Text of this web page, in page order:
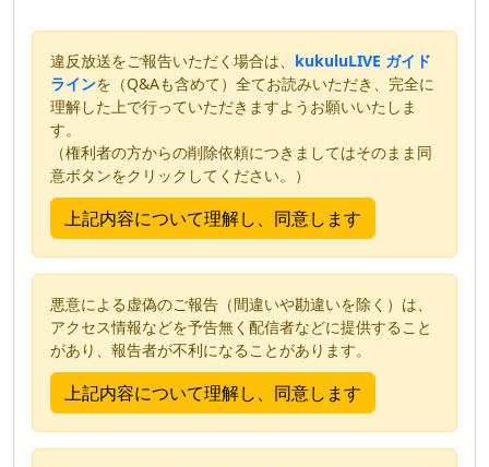
違反放送をご報告いただく場合は、 kukuluLIVE ガイド
ラインを（Q&Aも含めて）全てお読みいただき、完全に
理解した上で行っていただきますようお願いいたしま
す。
（権利者の方からの削除依頼につきましてはそのまま同
意ボタンをクリックしてください。）
悪意による虚偽のご報告（間違いや勘違いを除く）は、
アクセス情報などを予告無く配信者などに提供すること
があり、報告者が不利になることがあります。